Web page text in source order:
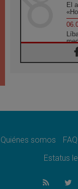
El
La
Quiénes somos FAQ
Estatus